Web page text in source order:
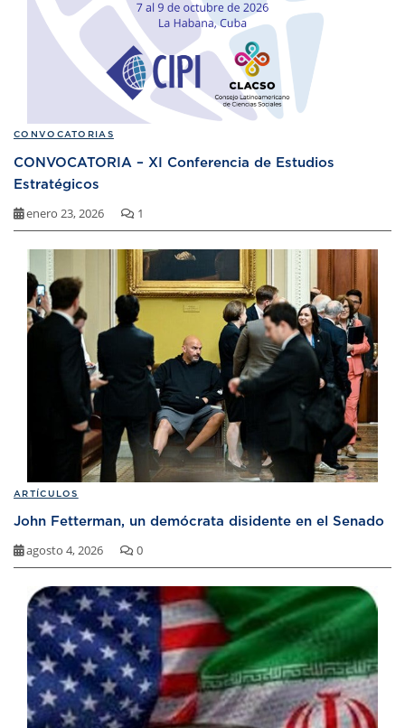
CONVOCATORIAS
CONVOCATORIA – XI Conferencia de Estudios
Estratégicos
enero 23, 2026 1
ARTÍCULOS
John Fetterman, un demócrata disidente en el Senado
agosto 4, 2026 0